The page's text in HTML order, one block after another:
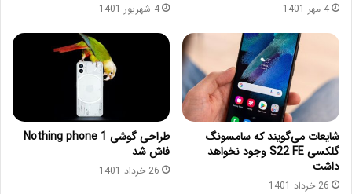
4 مهر 1401 4 شهریور 1401
شایعات می‌گویند که سامسونگ
گلکسی S22 FE وجود نخواهد
داشت
26 خرداد 1401
طراحی گوشی Nothing phone 1
فاش شد
26 خرداد 1401